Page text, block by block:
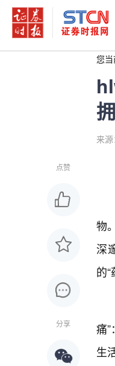
您当
来
点赞
分享
物
深
的
痛
生